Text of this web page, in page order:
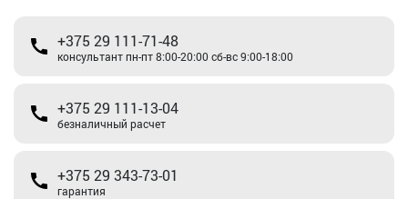
+375 29 111-71-48
консультант пн-пт 8:00-20:00 сб-вс 9:00-18:00
+375 29 111-13-04
безналичный расчет
+375 29 343-73-01
гарантия